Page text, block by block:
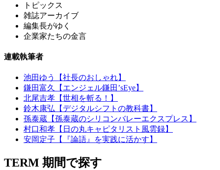
トピックス
雑誌アーカイブ
編集長がゆく
企業家たちの金言
連載執筆者
池田ゆう【社長のおしゃれ】
鎌田富久【エンジェル鎌田’sEye】
北尾吉孝【世相を斬る！】
鈴木康弘【デジタルシフトの教科書】
孫泰蔵【孫泰蔵のシリコンバレーエクスプレス】
村口和孝【日の丸キャピタリスト風雲録】
安岡定子【『論語』を実践に活かす】
TERM 期間で探す